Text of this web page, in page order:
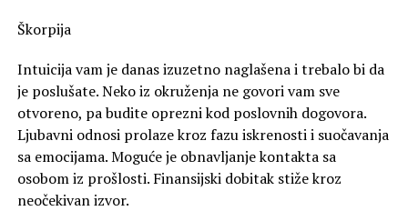
Škorpija
Intuicija vam je danas izuzetno naglašena i trebalo bi da
je poslušate. Neko iz okruženja ne govori vam sve
otvoreno, pa budite oprezni kod poslovnih dogovora.
Ljubavni odnosi prolaze kroz fazu iskrenosti i suočavanja
sa emocijama. Moguće je obnavljanje kontakta sa
osobom iz prošlosti. Finansijski dobitak stiže kroz
neočekivan izvor.